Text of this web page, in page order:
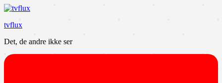
Videre
indhold
tvflux
Det, de andre ikke ser